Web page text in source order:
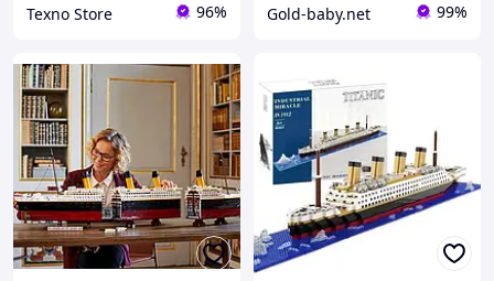
Texno Store 96% Gold-baby.net 99%